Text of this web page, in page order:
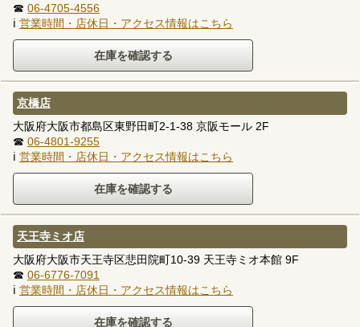
☎ 06-4705-4556
ℹ 営業時間・店休日・アクセス情報はこちら
京橋店
大阪府大阪市都島区東野田町2-1-38 京阪モール 2F
☎ 06-4801-9255
ℹ 営業時間・店休日・アクセス情報はこちら
天王寺ミオ店
大阪府大阪市天王寺区悲田院町10-39 天王寺ミオ本館 9F
☎ 06-6776-7091
ℹ 営業時間・店休日・アクセス情報はこちら